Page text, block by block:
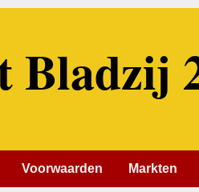
Bladzij
Markten
Voorwaarden